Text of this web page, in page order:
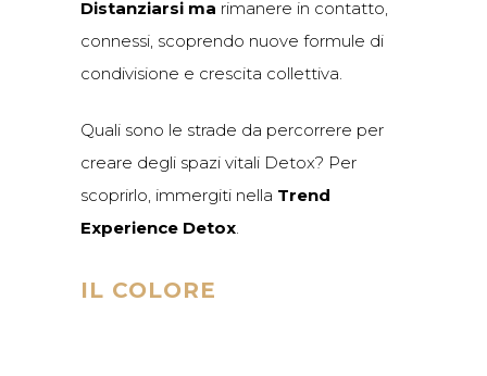
Distanziarsi ma rimanere in contatto,
connessi, scoprendo nuove formule di
condivisione e crescita collettiva.
Quali sono le strade da percorrere per
creare degli spazi vitali Detox? Per
scoprirlo, immergiti nella Trend
Experience Detox.
IL COLORE